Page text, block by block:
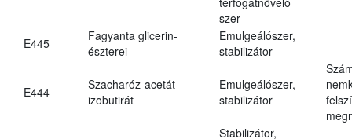
szer
E445
Fagyanta glicerin-
észterei
Emulgeálószer,
stabilizátor
E444
Szacharóz-acetát-
izobutirát
Emulgeálószer,
stabilizátor
Stabilizátor,